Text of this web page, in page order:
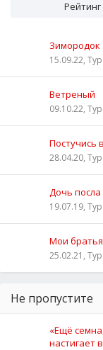
Рейтинг
Зимородок
15.09.22,
Ветреный
09.10.22,
Постучись
28.04.20,
Дочь посла
19.07.19,
Мои
25.02.21,
Не пропустите
«Ещё
настигает